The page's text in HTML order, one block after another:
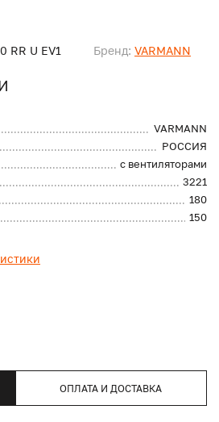
RR U EV1 Бренд: VARMANN
VARMANN
РОССИЯ
с вентиляторами
3221
180
150
ОПЛАТА И ДОСТАВКА